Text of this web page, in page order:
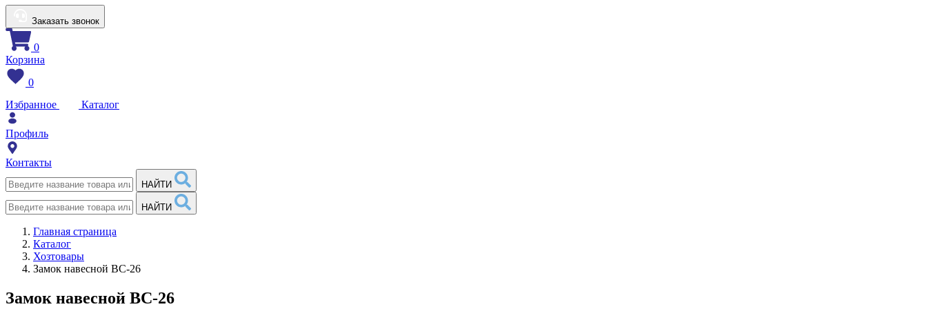
Заказать звонок
0
Корзина
0
Избранное
Каталог
Профиль
Контакты
НАЙТИ
НАЙТИ
Главная страница
Каталог
Хозтовары
Замок навесной ВС-26
Замок навесной ВС-26